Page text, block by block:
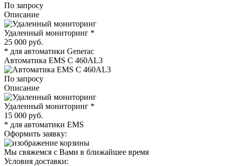
По запросу
Описание
Удаленный мониторинг *
25 000 руб.
* для автоматики Generac
Автоматика EMS C 460AL3
По запросу
Описание
Удаленный мониторинг *
15 000 руб.
* для автоматики EMS
Оформить заявку:
Мы свяжемся с Вами в ближайшее время
Условия доставки: